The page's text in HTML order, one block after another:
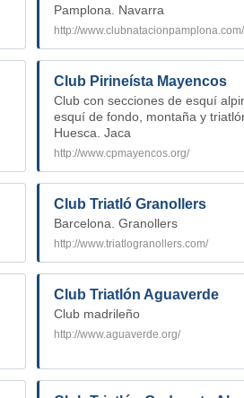
Pamplona. Navarra
Club Pirineí­sta Mayencos
Club con secciones de esquí
esquí de fondo, montaña y
Huesca. Jaca
http://www.cpmayencos.org/
Club Triatló Granollers
Barcelona. Granollers
http://www.triatlogranollers.com/
Club Triatlón Aguaverde
Club madrileño
http://www.aguaverde.org/